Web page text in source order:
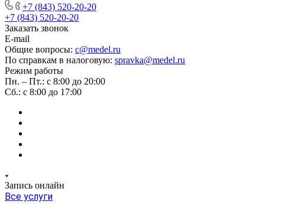
+7 (843) 520-20-20
+7 (843) 520-20-20
Заказать звонок
E-mail
Общие вопросы: c@medel.ru
По справкам в налоговую: spravka@medel.ru
Режим работы
Пн. – Пт.: с 8:00 до 20:00
Сб.: с 8:00 до 17:00
Запись онлайн
Все услуги